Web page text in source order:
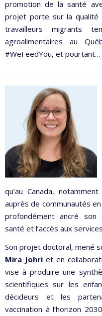
promotion de la santé
projet porte sur la qualité
travailleurs migrants
agroalimentaires au
#WeFeedYou, et pourtant…
qu’au Canada,
auprès de communautés
profondément ancré son
santé et l’accès aux
Son projet doctoral, mené
Mira Johriet en
vise à produire une
scientifiques sur les
décideurs et les
vaccination à l’horizon